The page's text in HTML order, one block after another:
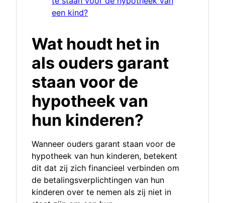
een kind?
Wat houdt het in
als ouders garant
staan voor de
hypotheek van
hun kinderen?
Wanneer ouders garant staan voor de
hypotheek van hun kinderen, betekent
dit dat zij zich financieel verbinden om
de betalingsverplichtingen van hun
kinderen over te nemen als zij niet in